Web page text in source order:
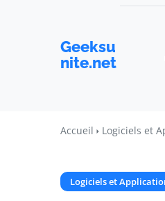
Geeksu
nite.net
Accueil Logiciels et
Logiciels et